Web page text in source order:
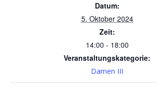
Datum:
5. Oktober 2024
Zeit:
14:00 - 18:00
Veranstaltungskategorie:
Damen III